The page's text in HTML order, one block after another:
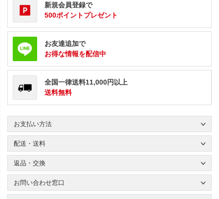
新規会員登録で
500ポイントプレゼント
お友達追加で
お得な情報を配信中
全国一律送料11,000円以上
送料無料
お支払い方法
配送・送料
返品・交換
お問い合わせ窓口